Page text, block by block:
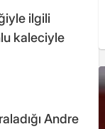
ilgili
kaleciyle
Andre